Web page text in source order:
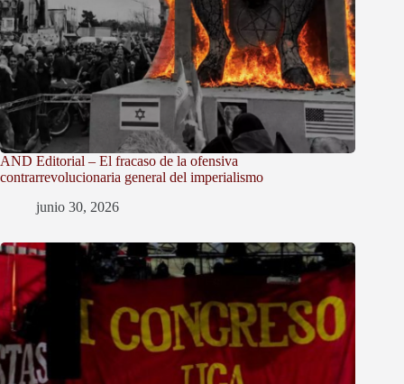
AND Editorial – El fracaso de la ofensiva
contrarrevolucionaria general del imperialismo
junio 30, 2026